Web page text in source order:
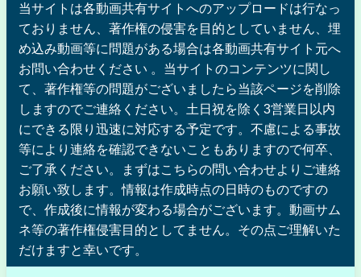
当サイトは各動画共有サイトへのアップロードは行なっ
ておりません、著作権の侵害を目的としていません、埋
め込み動画等に問題がある場合は各動画共有サイト元へ
お問い合わせください 。当サイトのコンテンツに関し
て、著作権等の問題がございましたら当該ページを削除
しますのでご連絡ください。土日祝を除く3営業日以内
にできる限り迅速に対応する予定です。不慮による事故
等により連絡を確認できないこともありますので何卒、
ご了承ください。まずはこちらの問い合わせよりご連絡
お願い致します。情報は作成時点の日時のものですの
で、作成後に情報が変わる場合がございます。動画サム
ネ等の著作権侵害目的としてません。その点ご理解いた
だけますと幸いです。